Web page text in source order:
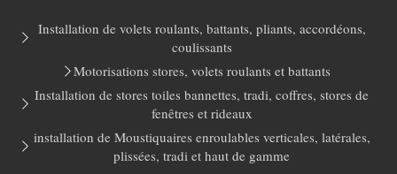
Installation de volets roulants, battants, pliants, accordéons,
coulissants
Motorisations stores, volets roulants et battants
Installation de stores toiles bannettes, tradi, coffres, stores de
fenêtres et rideaux
installation de Moustiquaires enroulables verticales, latérales,
plissées, tradi et haut de gamme